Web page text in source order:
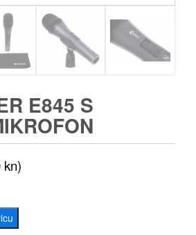
E845 S
kn)